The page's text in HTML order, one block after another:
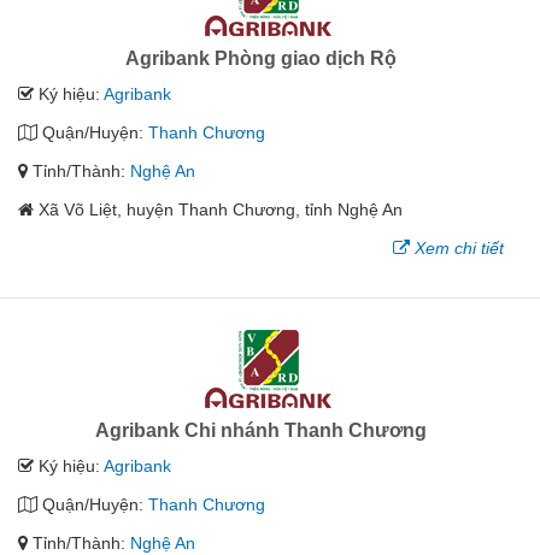
Agribank Phòng giao dịch Rộ
Ký hiệu: Agribank
Quận/Huyện: Thanh Chương
Tỉnh/Thành: Nghệ An
Xã Võ Liệt, huyện Thanh Chương, tỉnh Nghệ An
Xem chi tiết
Agribank Chi nhánh Thanh Chương
Ký hiệu: Agribank
Quận/Huyện: Thanh Chương
Tỉnh/Thành: Nghệ An